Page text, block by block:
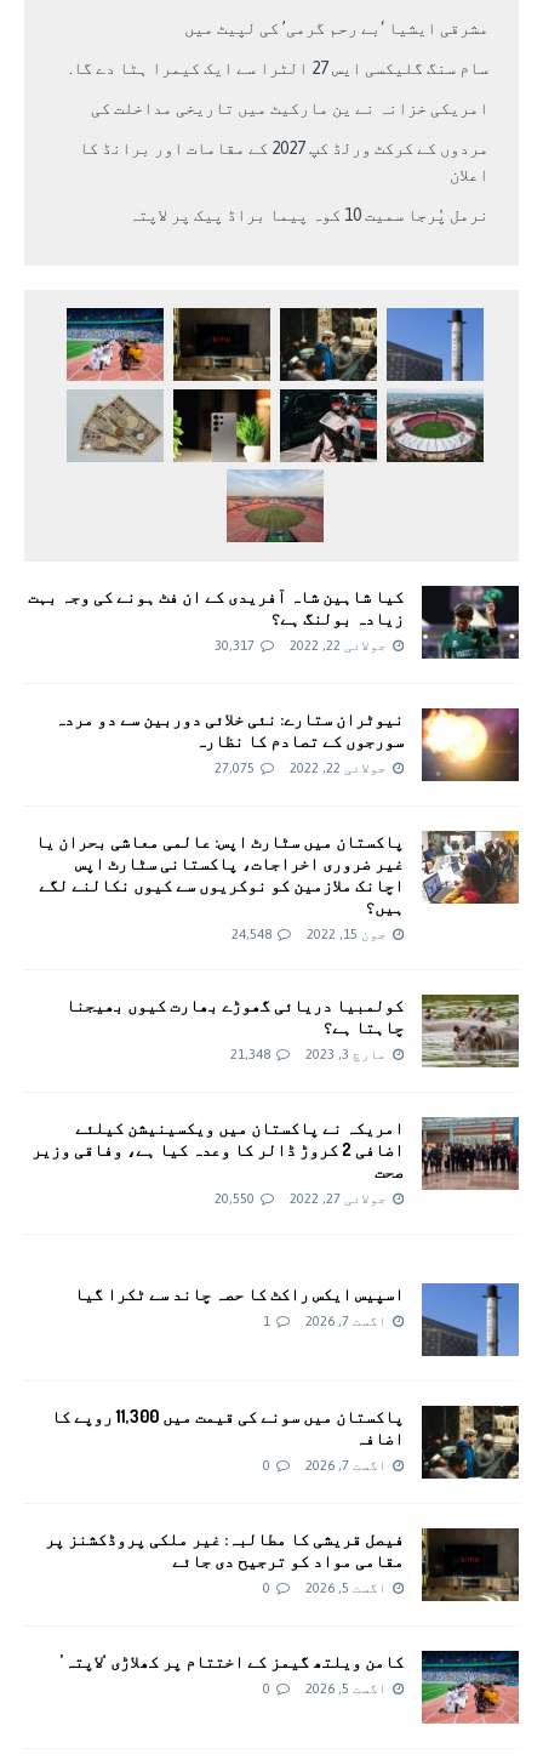
مشرقی ایشیا ‘بے رحم گرمی’ کی لپیٹ میں
سام سنگ گلیکسی ایس 27 الٹرا سے ایک کیمرا ہٹا دے گا.
امریکی خزانہ نے ین مارکیٹ میں تاریخی مداخلت کی
مردوں کے کرکٹ ورلڈ کپ 2027 کے مقامات اور برانڈ کا
اعلان
نرمل پُرجا سمیت 10 کوہ پیما براڈ پیک پر لاپتہ
کیا شاہین شاہ آفریدی کے ان فٹ ہونے کی وجہ بہت
زیادہ بولنگ ہے؟
جولائی 22, 2022 30,317
نیوٹران ستارے: نئی خلائی دوربین سے دو مردہ
سورجوں کے تصادم کا نظارہ
جولائی 22, 2022 27,075
پاکستان میں سٹارٹ اپس: عالمی معاشی بحران یا
غیر ضروری اخراجات، پاکستانی سٹارٹ اپس
اچانک ملازمین کو نوکریوں سے کیوں نکالنے لگے
ہیں؟
جون 15, 2022 24,548
کولمبیا دریائی گھوڑے بھارت کیوں بھیجنا
چاہتا ہے؟
مارچ 3, 2023 21,348
امريکہ نے پاکستان میں ویکسینیشن کیلئے
اضافی 2 کروڑ ڈالر کا وعدہ کیا ہے، وفاقی وزیر
صحت
جولائی 27, 2022 20,550
اسپیس ایکس راکٹ کا حصہ چاند سے ٹکرا گیا
اگست 7, 2026 1
پاکستان میں سونے کی قیمت میں 11,300 روپے کا
اضافہ
اگست 7, 2026 0
فیصل قریشی کا مطالبہ: غیر ملکی پروڈکشنز پر
مقامی مواد کو ترجیح دی جائے
اگست 5, 2026 0
کامن ویلتھ گیمز کے اختتام پر کھلاڑی ‘لاپتہ’
اگست 5, 2026 0